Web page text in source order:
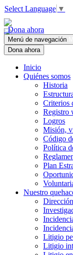
Select Language ▼
Dona ahora
Menú de navegación
Dona ahora
Inicio
Quiénes somos
Historia
Criterios
Registro
Logros
Misión,
Código
Política
Plan
Nuestro
Dirección
Litigio
Litigio